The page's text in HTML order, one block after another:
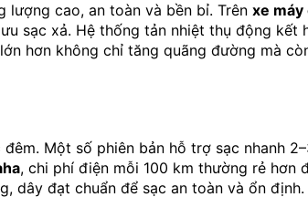
lượng cao, an toàn và bền bỉ. Trên xe máy
sạc xả. Hệ thống tản nhiệt thụ động kết
hơn không chỉ tăng quãng đường mà
Một số phiên bản hỗ trợ sạc nhanh
, chi phí điện mỗi 100 km thường rẻ hơn
dây đạt chuẩn để sạc an toàn và ổn định.